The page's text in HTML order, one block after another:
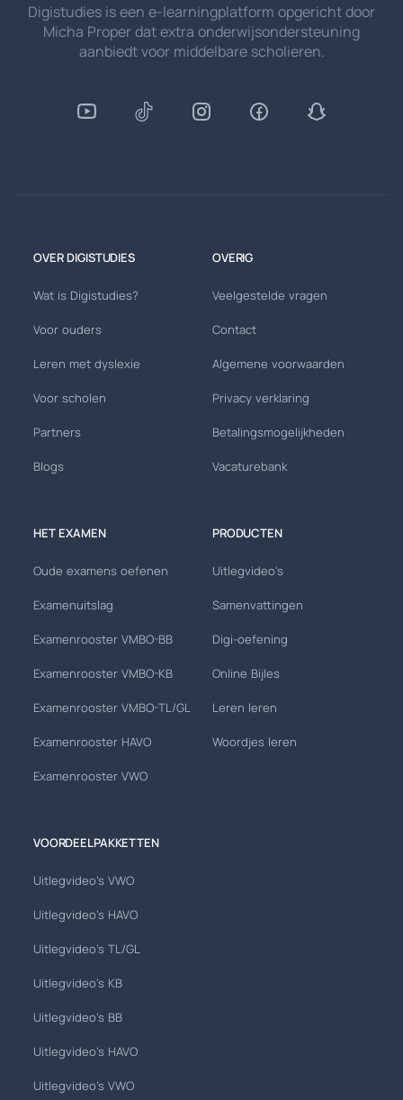
Digistudies is een e-learningplatform opgericht door
Micha Proper dat extra onderwijsondersteuning
aanbiedt voor middelbare scholieren.
OVER DIGISTUDIES
Wat is Digistudies?
Voor ouders
Leren met dyslexie
Voor scholen
Partners
Blogs
OVERIG
Veelgestelde vragen
Contact
Algemene voorwaarden
Privacy verklaring
Betalingsmogelijkheden
Vacaturebank
HET EXAMEN
Oude examens oefenen
Examenuitslag
Examenrooster VMBO-BB
Examenrooster VMBO-KB
Examenrooster VMBO-TL/GL
Examenrooster HAVO
Examenrooster VWO
PRODUCTEN
Uitlegvideo's
Samenvattingen
Digi-oefening
Online Bijles
Leren leren
Woordjes leren
VOORDEELPAKKETTEN
Uitlegvideo's VWO
Uitlegvideo's HAVO
Uitlegvideo's TL/GL
Uitlegvideo's KB
Uitlegvideo's BB
Uitlegvideo's HAVO
Uitlegvideo's VWO